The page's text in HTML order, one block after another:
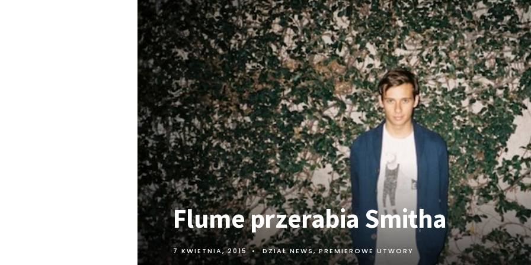
Flume przerabia Smitha
7 KWIETNIA, 2015 • DZIAŁ NEWS,PREMIEROWE UTWORY